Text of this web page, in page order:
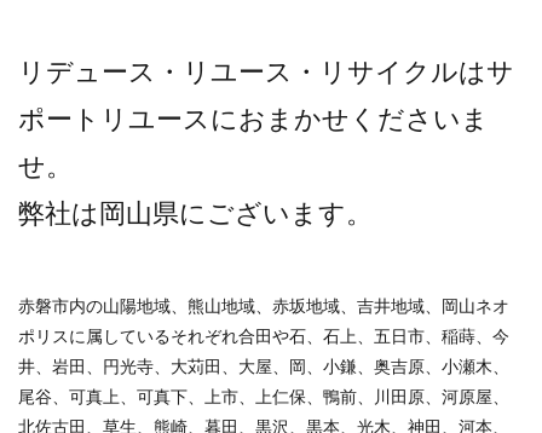
リデュース・リユース・リサイクルはサ
ポートリユースにおまかせくださいま
せ。
弊社は岡山県にございます。
赤磐市内の山陽地域、熊山地域、赤坂地域、吉井地域、岡山ネオ
ポリスに属しているそれぞれ合田や石、石上、五日市、稲蒔、今
井、岩田、円光寺、大苅田、大屋、岡、小鎌、奥吉原、小瀬木、
尾谷、可真上、可真下、上市、上仁保、鴨前、川田原、河原屋、
北佐古田、草生、熊崎、暮田、黒沢、黒本、光木、神田、河本、